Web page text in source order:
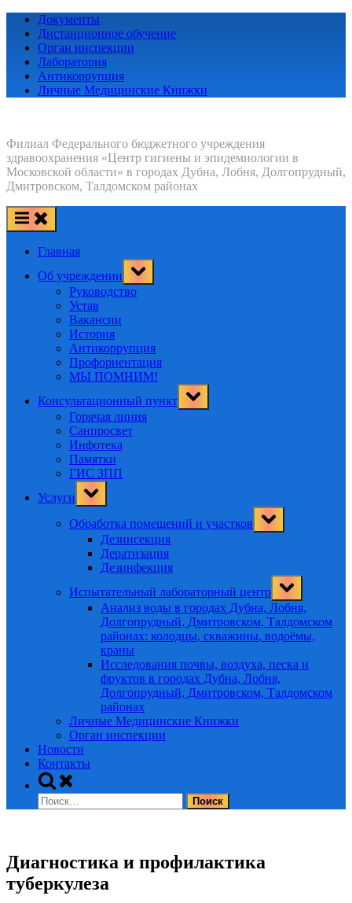
Skip
content
Документы
Дистанционное обучение
Орган инспекции
Лаборатория
Антикоррупция
Личные Медицинские Книжки
Филиал Федерального бюджетного учреждения
здравоохранения «Центр гигиены и эпидемиологии в
Московской области» в городах Дубна, Лобня, Долгопрудный,
Дмитровском, Талдомском районах
Главная
Об учреждении
Toggle
sub-
menu
Руководство
Устав
Вакансии
История
Антикоррупция
Профориентация
МЫ ПОМНИМ!
Консультационный пункт
Toggle
sub-
Горячая линия
Санпросвет
Инфотека
Памятки
ГИС ЗПП
Услуги
Toggle
sub-
Обработка помещений и участков
Toggle
sub-
Дезинсекция
Дератизация
Дезинфекция
Испытательный лабораторный центр
Toggle
sub-
menu
Анализ воды в городах Дубна, Лобня,
Долгопрудный, Дмитровском, Талдомском
районах: колодцы, скважины, водоёмы,
краны
Исследования почвы, воздуха, песка и
фруктов в городах Дубна, Лобня,
Долгопрудный, Дмитровском, Талдомском
районах
Личные Медицинские Книжки
Орган инспекции
Новости
Контакты
Toggle
search
form
Найти:
Диагностика и профилактика
туберкулеза